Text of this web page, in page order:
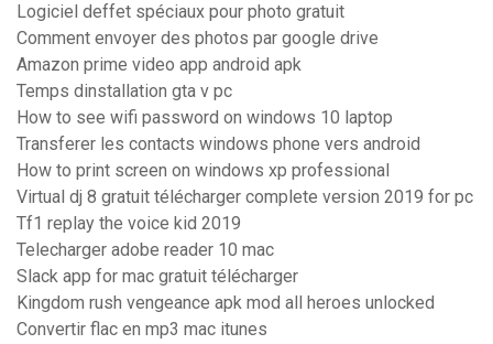
Logiciel deffet spéciaux pour photo gratuit
Comment envoyer des photos par google drive
Amazon prime video app android apk
Temps dinstallation gta v pc
How to see wifi password on windows 10 laptop
Transferer les contacts windows phone vers android
How to print screen on windows xp professional
Virtual dj 8 gratuit télécharger complete version 2019 for pc
Tf1 replay the voice kid 2019
Telecharger adobe reader 10 mac
Slack app for mac gratuit télécharger
Kingdom rush vengeance apk mod all heroes unlocked
Convertir flac en mp3 mac itunes